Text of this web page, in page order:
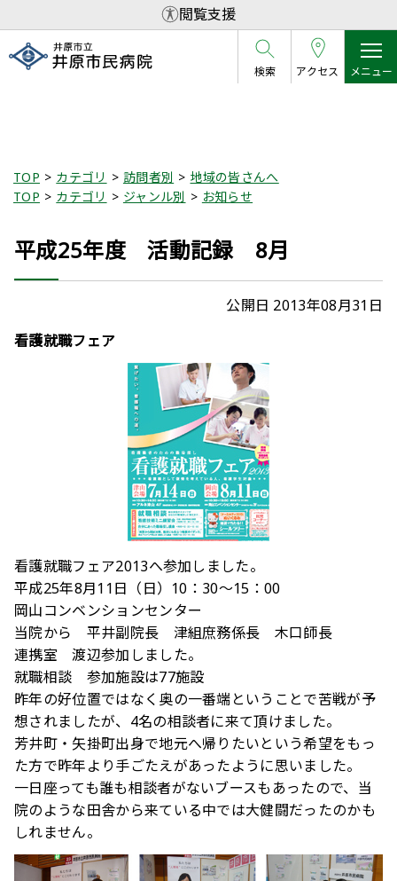
閲覧支援
検索 アクセス メニュー
TOP カテゴリ 訪問者別
地域の皆さんへ
TOP
カテゴリ ジャンル別 お知らせ
平成25年度 活動記録 8月
公開日 2013年08月31日
看護就職フェア
看護就職フェア2013へ参加しました。
平成25年8月11日（日）10：30～15：00
岡山コンベンションセンター
当院から 平井副院長 津組庶務係長 木口師長
連携室 渡辺参加しました。
就職相談 参加施設は77施設
昨年の好位置ではなく奥の一番端ということで苦戦が予
想されましたが、4名の相談者に来て頂けました。
芳井町・矢掛町出身で地元へ帰りたいという希望をもっ
た方で昨年より手ごたえがあったように思いました。
一日座っても誰も相談者がないブースもあったので、当
院のような田舎から来ている中では大健闘だったのかも
しれません。